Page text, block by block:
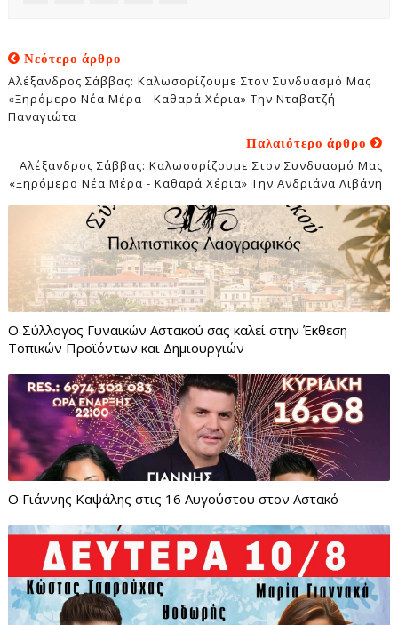
Νεότερο άρθρο
Αλέξανδρος Σάββας: Καλωσορίζουμε Στον Συνδυασμό Μας
«Ξηρόμερο Νέα Μέρα - Καθαρά Χέρια» Την Νταβατζή
Παναγιώτα
Παλαιότερο άρθρο
Αλέξανδρος Σάββας: Καλωσορίζουμε Στον Συνδυασμό Μας
«Ξηρόμερο Νέα Μέρα - Καθαρά Χέρια» Την Ανδριάνα Λιβάνη
Ο Σύλλογος Γυναικών Αστακού σας καλεί στην Έκθεση
Τοπικών Προϊόντων και Δημιουργιών
Ο Γιάννης Καψάλης στις 16 Αυγούστου στον Αστακό